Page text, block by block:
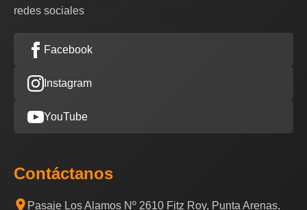
redes sociales
Facebook
Instagram
YouTube
Contáctanos
Pasaje Los Alamos Nº 2610 Fitz Roy, Punta Arenas,